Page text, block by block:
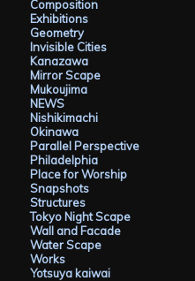
Composition
Exhibitions
Geometry
Invisible Cities
Kanazawa
Mirror Scape
Mukoujima
NEWS
Nishikimachi
Okinawa
Parallel Perspective
Philadelphia
Place for Worship
Snapshots
Structures
Tokyo Night Scape
Wall and Facade
Water Scape
Works
Yotsuya kaiwai